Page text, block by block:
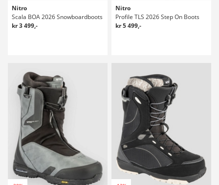
Nitro
Scala BOA 2026 Snowboardboots
kr 3 499,-
Nitro
Profile TLS 2026 Step On Boots
kr 5 499,-